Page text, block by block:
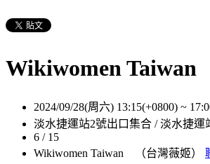
Wikiwomen Taiwan
2024/09/28(周六) 13:15(+0800) ~
淡水捷運站2號出口集合 / 淡水捷運
6 / 15
Wikiwomen Taiwan （台灣薇姬）